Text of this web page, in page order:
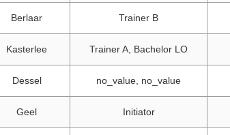
Berlaar Trainer B
Kasterlee Trainer A, Bachelor LO
Dessel no_value, no_value
Geel Initiator